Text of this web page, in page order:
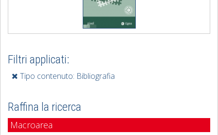
Filtri applicati:
Tipo contenuto: Bibliografia
Raffina la ricerca
Macroarea